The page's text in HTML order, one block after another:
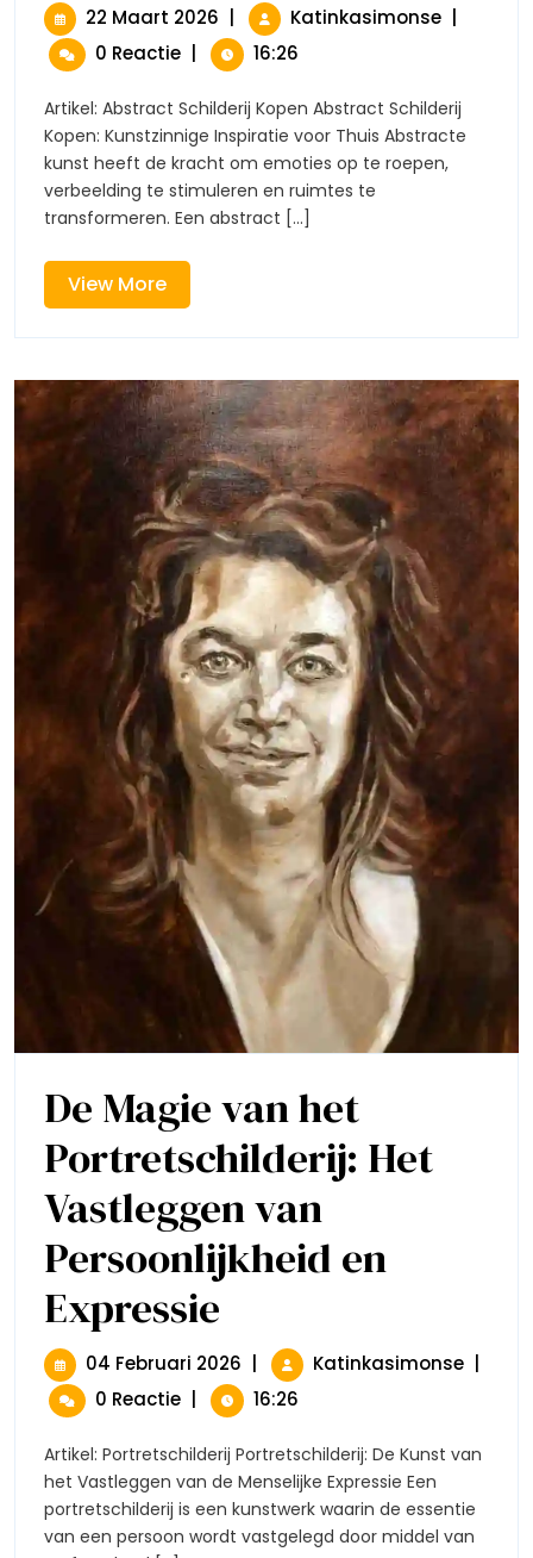
Van
Abstracte
Schilderijen:
Gids
Voor
Het
Kopen
Van
Kunst
22 Maart 2026 22
Maart
2026
KatinkasimonseOntdek
Van
Abstracte
Een
Kunst
0 Reactie
16:26
Artikel: Abstract Schilderij Kopen Abstract Schilderij
Kopen: Kunstzinnige Inspiratie voor Thuis Abstracte
kunst heeft de kracht om emoties op te roepen,
verbeelding te stimuleren en ruimtes te
transformeren. Een abstract [...]
View MoreView
More
De Magie van het
Portretschilderij: Het
Vastleggen van
Persoonlijkheid en
Expressie
Het
Portretschilderij:
Het
Van
Persoonlijkheid
En
Expressie
04 Februari 2026 04
Februari
2026
KatinkasimonseDe
Van
0 Reactie
16:26
Artikel: Portretschilderij Portretschilderij: De Kunst van
het Vastleggen van de Menselijke Expressie Een
portretschilderij is een kunstwerk waarin de essentie
van een persoon wordt vastgelegd door middel van